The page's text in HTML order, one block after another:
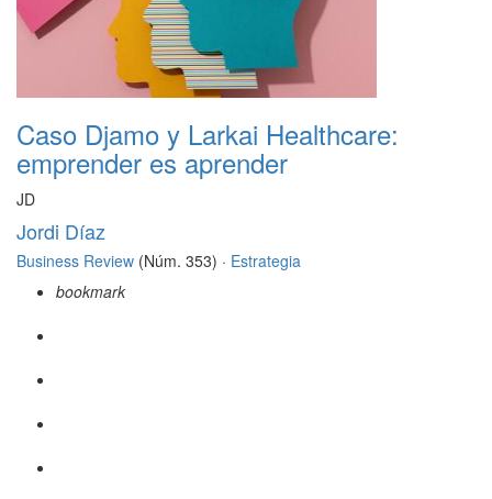
Caso Djamo y Larkai Healthcare:
emprender es aprender
JD
Jordi Díaz
Business Review (Núm. 353) · Estrategia
bookmark